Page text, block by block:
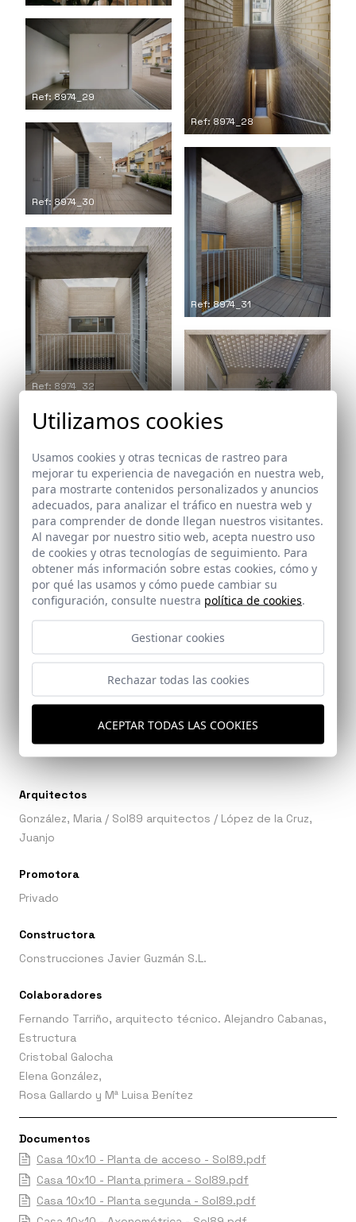
Ref: 8974_28
Ref: 8974_29
Ref: 8974_30
Ref: 8974_31
Ref: 8974_32
Ref: 8974_34
Ref: 8974_35
Ref: 8974_36
Ref: 8974_37
Arquitectos
González, Maria / Sol89 arquitectos / López de la Cruz,
Juanjo
Promotora
Privado
Constructora
Construcciones Javier Guzmán S.L.
Colaboradores
Fernando Tarriño, arquitecto técnico. Alejandro Cabanas,
Estructura
Cristobal Galocha
Elena González,
Rosa Gallardo y Mª Luisa Benítez
Documentos
Casa 10x10 - Planta de acceso - Sol89.pdf
Casa 10x10 - Planta primera - Sol89.pdf
Casa 10x10 - Planta segunda - Sol89.pdf
Utilizamos cookies
Usamos cookies y otras tecnicas de rastreo para
mejorar tu experiencia de navegación en nuestra web,
para mostrarte contenidos personalizados y anuncios
adecuados, para analizar el tráfico en nuestra web y
para comprender de donde llegan nuestros visitantes.
Al navegar por nuestro sitio web, acepta nuestro uso
de cookies y otras tecnologías de seguimiento. Para
obtener más información sobre estas cookies, cómo y
por qué las usamos y cómo puede cambiar su
configuración, consulte nuestra política de cookies.
Gestionar cookies
Rechazar todas las cookies
ACEPTAR TODAS LAS COOKIES